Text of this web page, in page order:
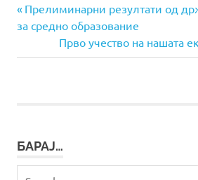
Навигација
Previous
Post:
Прелиминарни резултати од
за средно образование
Next
Post:
Прво учество на нашата
БАРАЈ…